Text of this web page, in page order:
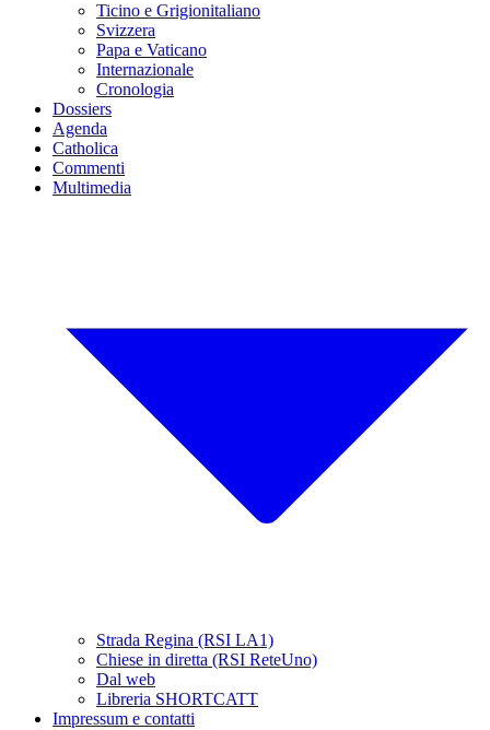
Ticino e Grigionitaliano
Svizzera
Papa e Vaticano
Internazionale
Cronologia
Dossiers
Agenda
Catholica
Commenti
Multimedia
Strada Regina (RSI LA1)
Chiese in diretta (RSI ReteUno)
Dal web
Libreria SHORTCATT
Impressum e contatti